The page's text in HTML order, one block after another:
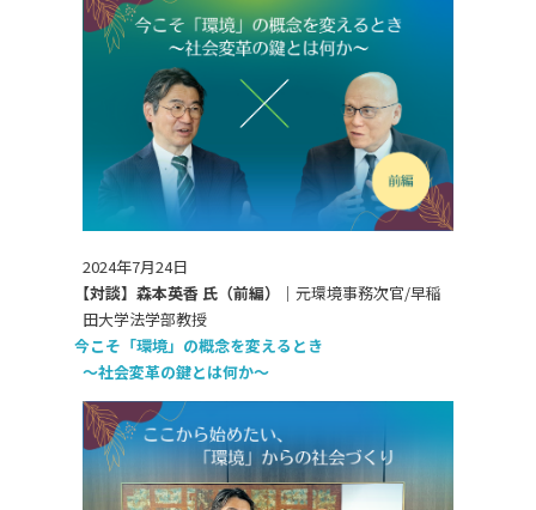
2024年7月24日
【対談】森本英香 氏（前編）｜元環境事務次官/早稲
田大学法学部教授
今こそ「環境」の概念を変えるとき
～社会変革の鍵とは何か～